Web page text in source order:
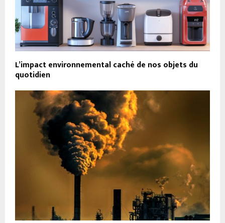
L’impact environnemental caché de nos objets du
quotidien